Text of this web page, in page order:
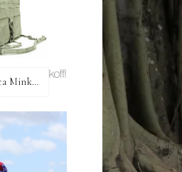
GIVEAWAY: Rebecca Minkoff Bag!